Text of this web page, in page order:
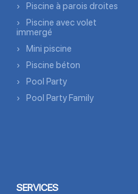
Piscine à parois droites
Piscine avec volet
immergé
Mini piscine
Piscine béton
Pool Party
Pool Party Family
SERVICES